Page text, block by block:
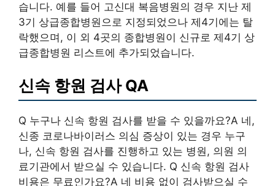
습니다. 예를 들어 고신대 복음병원의 경우 지난 제
3기 상급종합병원으로 지정되었으나 제4기에는 탈
락했으며, 이 외 4곳의 종합병원이 신규로 제4기 상
급종합병원 리스트에 추가되었습니다.
신속 항원 검사 QA
Q 누구나 신속 항원 검사를 받을 수 있을까요?A 네,
신종 코로나바이러스 의심 증상이 있는 경우 누구
나, 신속 항원 검사를 진행하고 있는 병원, 의원 의
료기관에서 받으실 수 있습니다. Q 신속 항원 검사
비용은 무료인가요?A 네 비용 없이 검사받으실 수